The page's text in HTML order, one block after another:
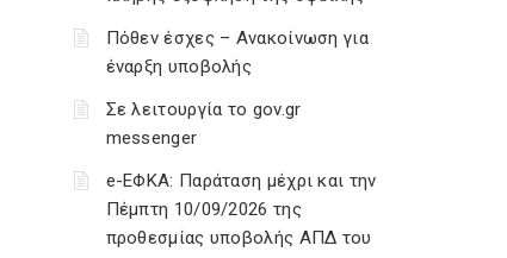
Πόθεν έσχες – Ανακοίνωση για
έναρξη υποβολής
Σε λειτουργία το gov.gr
messenger
e-ΕΦΚΑ: Παράταση μέχρι και την
Πέμπτη 10/09/2026 της
προθεσμίας υποβολής ΑΠΔ του